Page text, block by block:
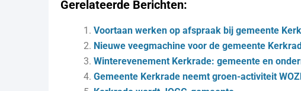
Gerelateerde Berichten:
Voortaan werken op afspraak bij gemeente
Nieuwe veegmachine voor de gemeente
Winterevenement Kerkrade: gemeente en
Gemeente Kerkrade neemt groen-activiteit